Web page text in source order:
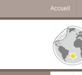
Accueil